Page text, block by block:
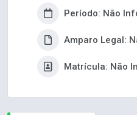
Período: Não
Amparo Legal:
Matrícula: Não